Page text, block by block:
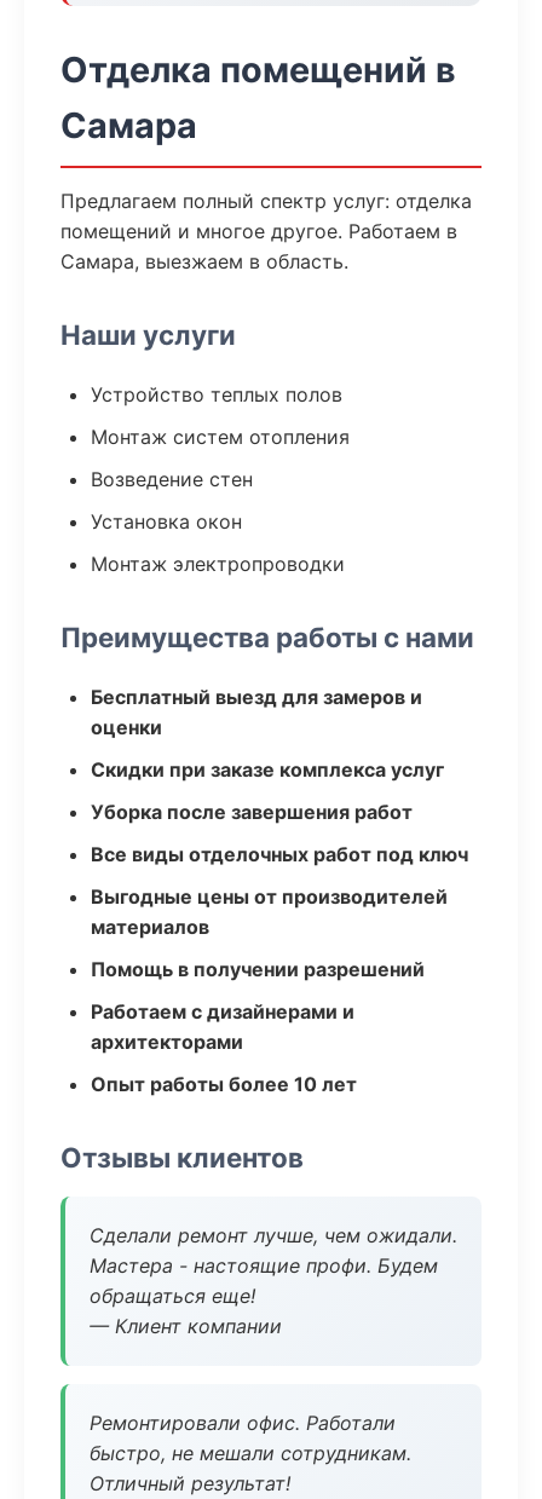
Отделка помещений в
Самара
Предлагаем полный спектр услуг: отделка
помещений и многое другое. Работаем в
Самара, выезжаем в область.
Наши услуги
Устройство теплых полов
Монтаж систем отопления
Возведение стен
Установка окон
Монтаж электропроводки
Преимущества работы с нами
Бесплатный выезд для замеров и
оценки
Скидки при заказе комплекса услуг
Уборка после завершения работ
Все виды отделочных работ под ключ
Выгодные цены от производителей
материалов
Помощь в получении разрешений
Работаем с дизайнерами и
архитекторами
Опыт работы более 10 лет
Отзывы клиентов
Сделали ремонт лучше, чем ожидали.
Мастера - настоящие профи. Будем
обращаться еще!
— Клиент компании
Ремонтировали офис. Работали
быстро, не мешали сотрудникам.
Отличный результат!